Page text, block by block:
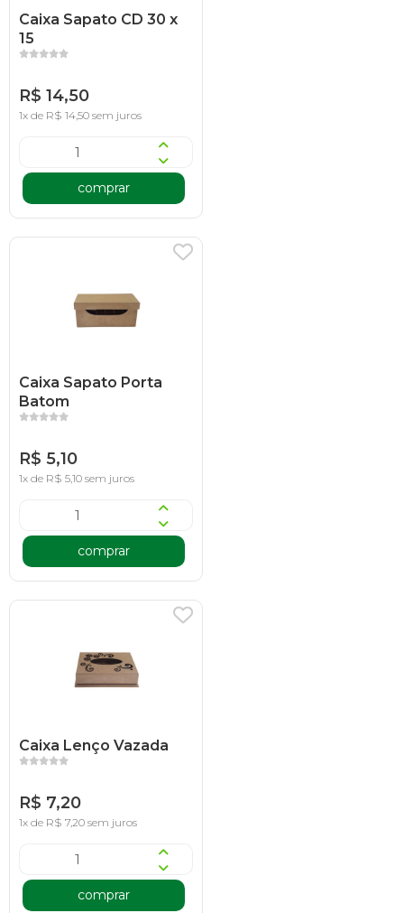
Caixa Sapato CD 30 x
15
R$ 14,50
1x de R$ 14,50 sem juros
comprar
Caixa Sapato Porta
Batom
R$ 5,10
1x de R$ 5,10 sem juros
comprar
Caixa Lenço Vazada
R$ 7,20
1x de R$ 7,20 sem juros
comprar